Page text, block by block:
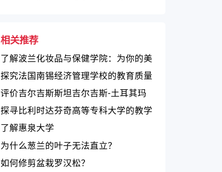
相关推荐
了解波兰化妆品与保健学院：为你的美
容和身体保健服务
探究法国南锡经济管理学校的教育质量
和学生生活
评价吉尔吉斯斯坦吉尔吉斯-土耳其玛
纳斯大学的教育质量
探寻比利时达芬奇高等专科大学的教学
质量与学生评价
了解惠泉大学
为什么葱兰的叶子无法直立？
如何修剪盆栽罗汉松？